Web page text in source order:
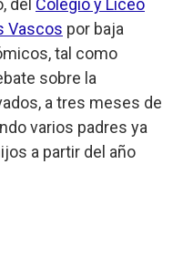
del Colegio y Liceo
Vascos por baja
tal como
sobre la
a tres meses de
varios padres ya
a partir del año